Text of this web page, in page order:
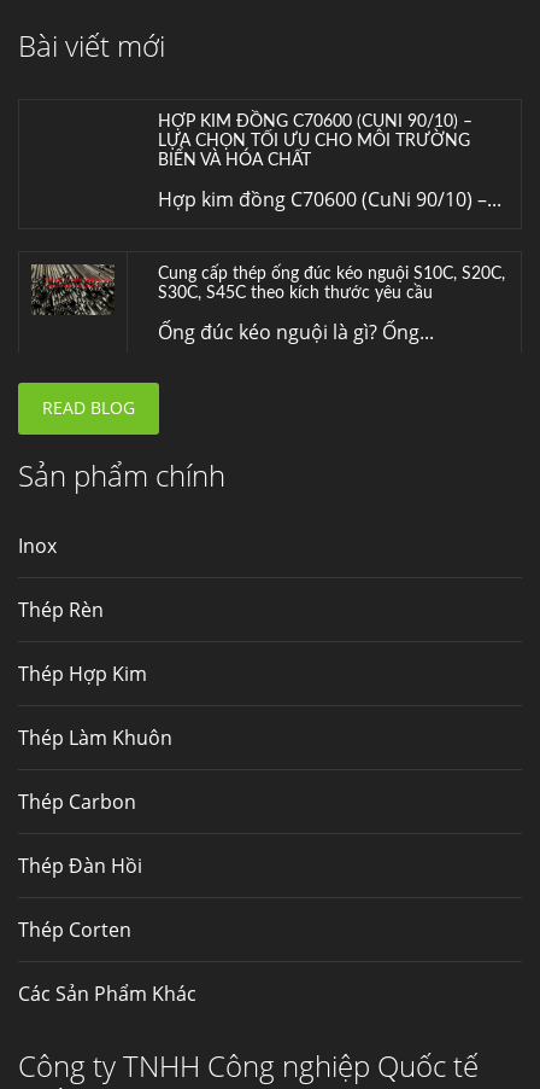
Bài viết mớiInox (thép không gỉ) là một trong...
HỢP KIM ĐỒNG C70600 (CUNI 90/10) –
LỰA CHỌN TỐI ƯU CHO MÔI TRƯỜNG
BIỂN VÀ HÓA CHẤT
Hợp kim đồng C70600 (CuNi 90/10) –...
Cung cấp thép ống đúc kéo nguội S10C, S20C,
S30C, S45C theo kích thước yêu cầu
Ống đúc kéo nguội là gì? Ống...
Fengyang là một trong những nhà
Thép Fengyang
READ BLOG
Sản phẩm chính
Inox
Thép Rèn
Thép Hợp Kim
Thép Làm Khuôn
Thép Carbon
Thép Đàn Hồi
Thép Corten
Các Sản Phẩm Khác
Công ty TNHH Công nghiệp Quốc tế